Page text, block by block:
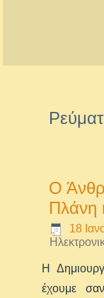
Ο
Πλάνη
18
Η
έχουμε